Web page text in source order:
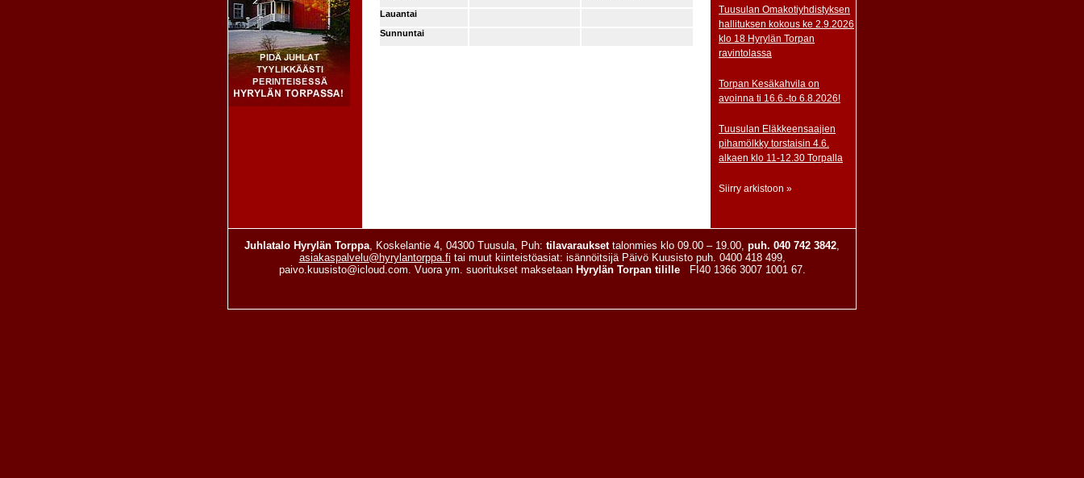
Lauantai
Sunnuntai
Tuusulan Omakotiyhdistyksen
hallituksen kokous ke 2.9.2026
klo 18 Hyrylän Torpan
ravintolassa
Torpan Kesäkahvila on
avoinna ti 16.6.-to 6.8.2026!
Tuusulan Eläkkeensaajien
pihamölkky torstaisin 4.6.
alkaen klo 11-12.30 Torpalla
Siirry arkistoon »
Juhlatalo Hyrylän Torppa, Koskelantie 4, 04300 Tuusula, Puh: tilavarauksettalonmies klo 09.00 – 19.00, puh. 040 742 3842,
asiakaspalvelu@hyrylantorppa.fi tai muut kiinteistöasiat: isännöitsijä Päivö Kuusisto puh. 0400 418 499,
paivo.kuusisto@icloud.com. Vuora ym. suoritukset maksetaan Hyrylän Torpan tililleFI40 1366 3007 1001 67.